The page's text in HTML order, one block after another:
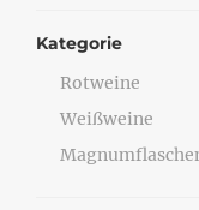
Kategorie
Rotweine
Weißweine